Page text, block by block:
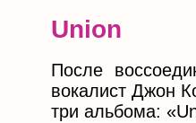
Union
После
вокалист Джон
три альбома: